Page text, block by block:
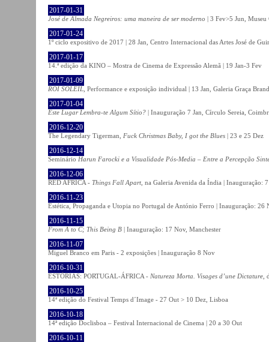
2017-01-31
José de Almada Negreiros: uma maneira de ser moderno | 3 Fev>5 Jun,
2017-01-24
1º ciclo expositivo de 2017 | 28 Jan, Centro Internacional das Artes José de
2017-01-17
14.ª edição da KINO – Mostra de Cinema de Expressão Alemã | 19 Jan-3 Fev
2017-01-09
ROI SOLEIL , Performance e exposição individual | 13 Jan, Galeria Graça
2017-01-04
Este Lugar Lembra-te Algum Sítio? | Inauguração 7 Jan, Círculo Sereia,
2016-12-20
The Legendary Tigerman, Fuck Christmas Baby, I got the Blues | 23 e 25 Dez
2016-12-14
Seminário Harun Farocki e a Visualidade Pós-Media – Entre a Percepção
2016-12-06
RED AFRICA - Things Fall Apart , na Galeria Avenida da Índia | Inauguração:
2016-11-23
Estética, Propaganda e Utopia no Portugal de António Ferro | Inauguração: 26
2016-11-15
From A to C; This Being B | Inauguração: 17 Nov, Manchester
2016-11-07
Miguel Branco em Paris - 2 exposições | Inauguração 8 Nov
2016-10-31
ESTÓRIAS: PORTUGAL-ÁFRICA - Natureza Morta. Visages d’une Dictature
2016-10-25
14ª edição do Festival Temps d´Image - 27 Out > 10 Dez, Lisboa
2016-10-18
14ª edição Doclisboa – Festival Internacional de Cinema | 20 a 30 Out
2016-10-11